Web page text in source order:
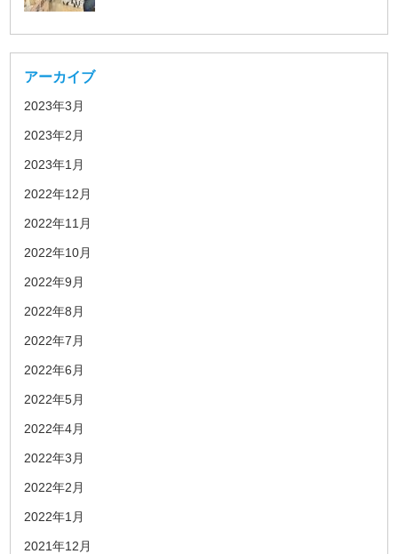
アーカイブ
2023年3月
2023年2月
2023年1月
2022年12月
2022年11月
2022年10月
2022年9月
2022年8月
2022年7月
2022年6月
2022年5月
2022年4月
2022年3月
2022年2月
2022年1月
2021年12月